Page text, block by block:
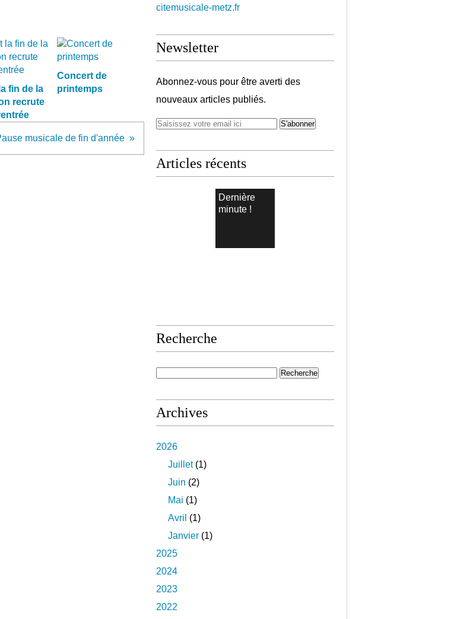
fin de la
recrute
Concert de
printemps
musicale de fin d'année
citemusicale-metz.fr
Newsletter
Abonnez-vous pour être averti des
nouveaux articles publiés.
Articles récents
Dernière
minute !
Recherche
Archives
2026
Juillet(1)
Juin (2)
Mai (1)
Avril (1)
Janvier (1)
2025
2024
2023
2022